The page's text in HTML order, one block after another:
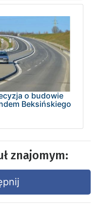
o budowie
Beksińskiego
znajomym: